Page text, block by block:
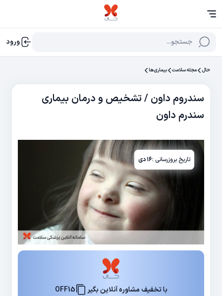
جستجو... ورود
حال مجله سلامت بیماری‌ها
سندروم داون / تشخیص و درمان بیماری
سندرم داون
تاریخ بروزرسانی :۱۶ دی
با تخفیف مشاوره آنلاین بگیر
OFF15